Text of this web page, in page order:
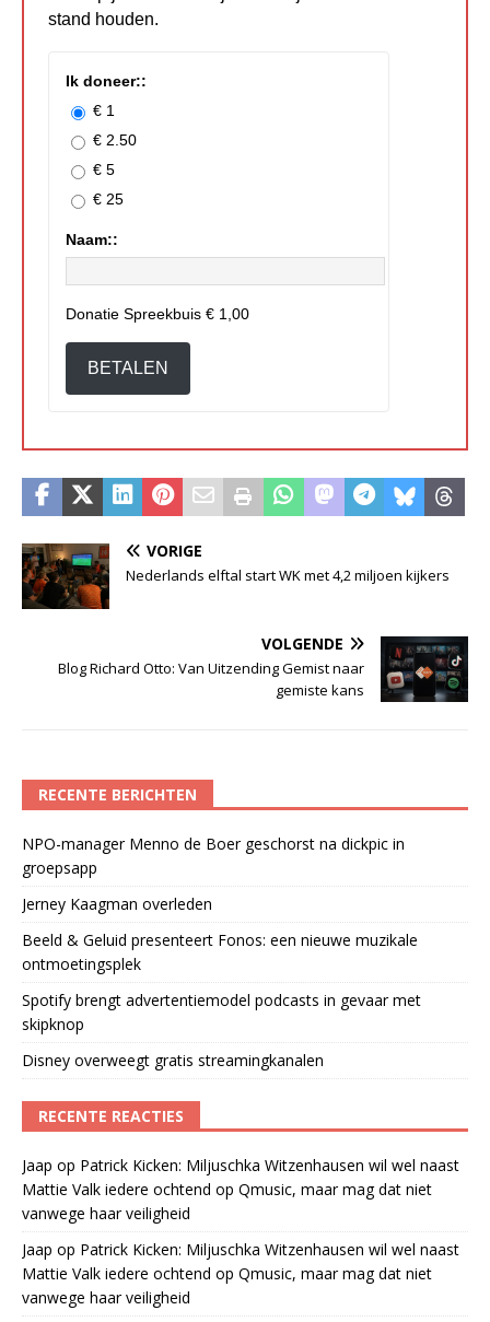
stand houden.
Ik doneer::
€ 1
€ 2.50
€ 5
€ 25
Naam::
Donatie Spreekbuis € 1,00
BETALEN
VORIGE
Nederlands elftal start WK met 4,2 miljoen kijkers
VOLGENDE
Blog Richard Otto: Van Uitzending Gemist naar
gemiste kans
RECENTE BERICHTEN
NPO-manager Menno de Boer geschorst na dickpic in
groepsapp
Jerney Kaagman overleden
Beeld & Geluid presenteert Fonos: een nieuwe muzikale
ontmoetingsplek
Spotify brengt advertentiemodel podcasts in gevaar met
skipknop
Disney overweegt gratis streamingkanalen
RECENTE REACTIES
Jaap op Patrick Kicken: Miljuschka Witzenhausen wil wel naast
Mattie Valk iedere ochtend op Qmusic, maar mag dat niet
vanwege haar veiligheid
Jaap op Patrick Kicken: Miljuschka Witzenhausen wil wel naast
Mattie Valk iedere ochtend op Qmusic, maar mag dat niet
vanwege haar veiligheid